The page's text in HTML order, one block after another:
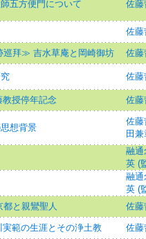
五方便門について 佐藤
佐藤
拜≫ 吉水草庵と岡崎御坊 佐藤
佐藤
教授停年記念 佐藤
想背景
佐藤
田
融通
英 (
融通
英 (
と親鸞聖人
佐藤
範の生涯とその浄土教 佐藤